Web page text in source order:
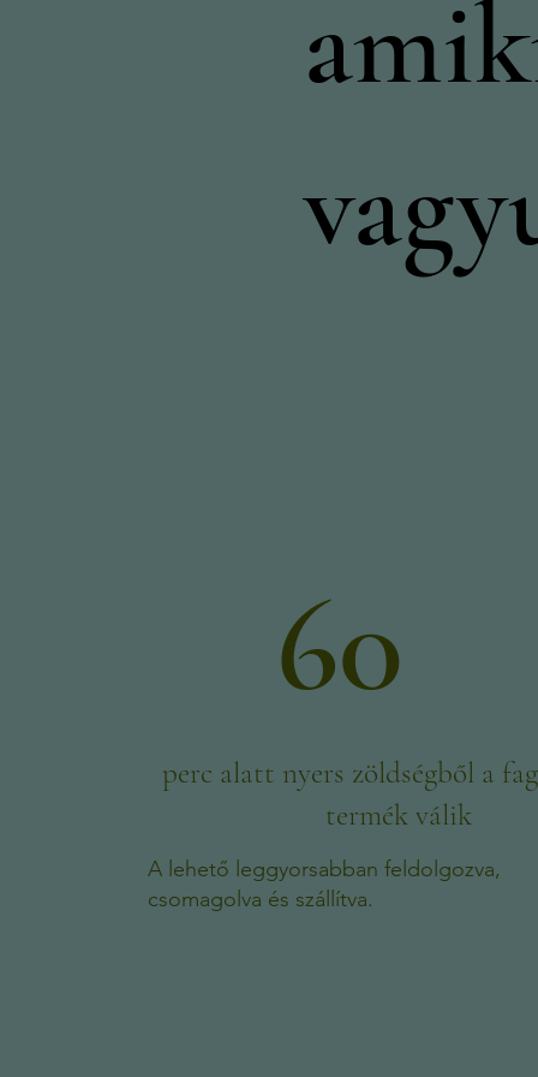
60
perc alatt nyers zöldségből a
termék válik
A lehető leggyorsabban feldolgozva,
csomagolva és szállítva.